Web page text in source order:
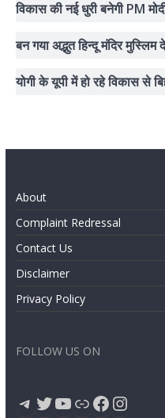
विकास की नई धुरी बनेगी PM
बन गया अद्भुत हिन्दू मंदिर
योगी के यूपी में हो रहे विकास से
About
Complaint Redressal
Contact Us
Disclaimer
Privacy Policy
FOLLOW US ON
Telegram
Twitter
YouTube
LinkFacebook